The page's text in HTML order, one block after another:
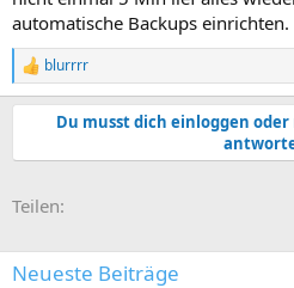
automatische Backups
R
e
a
n
:
blurrrr
Du musst dich einloggen
Teilen:
Neueste Beiträge